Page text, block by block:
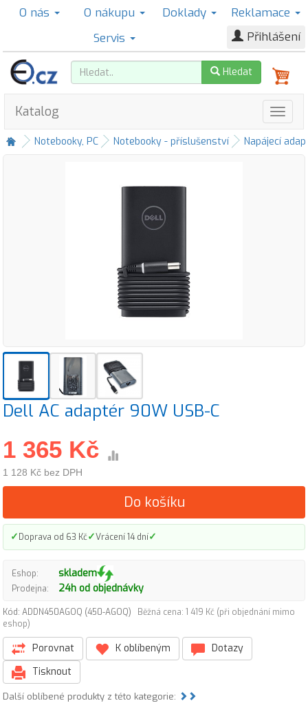
O nás O nákupu Doklady
Reklamace
Servis
Přihlášení
Hledat
Katalog
Notebooky, PC Notebooky - příslušenství Napájecí
Dell AC adaptér 90W USB-C
1 365 Kč
1 128 Kč bez DPH
Do košíku
✓Doprava od 63 Kč✓Vrácení 14 dní✓
Eshop: skladem
Prodejna: 24h od objednávky
Kód: ADDN450AGOQ (450-AGOQ)
Běžná cena: 1 419 Kč (při objednání mimo
eshop)
Porovnat K oblíbeným
Dotazy
Tisknout
Další oblíbené produkty z této kategorie: